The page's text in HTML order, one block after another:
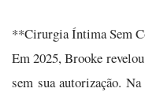
**Cirurgia Íntima Sem
Em 2025, Brooke
sem sua autorização.